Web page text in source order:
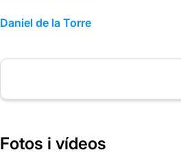
Daniel de la Torre
Fotos i vídeos